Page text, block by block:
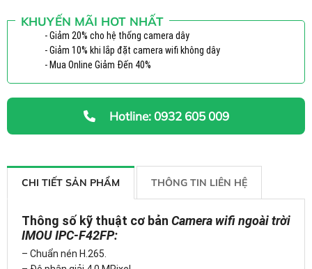
KHUYẾN MÃI HOT NHẤT
- Giảm 20% cho hệ thống camera dây
- Giảm 10% khi lắp đặt camera wifi không dây
- Mua Online Giảm Đến 40%
Hotline: 0932 605 009
CHI TIẾT SẢN PHẨM THÔNG TIN LIÊN HỆ
Thông số kỹ thuật cơ bản Camera wifi ngoài trời
IMOU IPC-F42FP:
– Chuẩn nén H.265.